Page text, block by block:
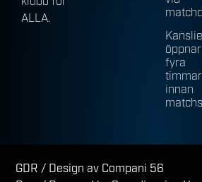
ALLA.
öppnar
fyra
timmar
innan
GDR / Design av Compani 56